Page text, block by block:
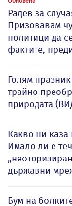
Радев за
Призовавам
политици да
фактите,
Голям
трайно
природата
Какво ни каза
Имало ли е
държавни
Бум на